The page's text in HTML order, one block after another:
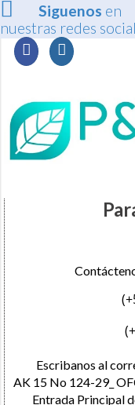
Siguenos en
nuestras redes
Escribanos al
AK 15 No 124-29_
Entrada Principal